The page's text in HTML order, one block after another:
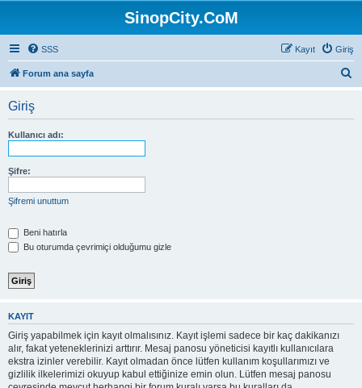
SinopCity.CoM
SSS Giriş
Kayıt
Forum ana sayfa
Giriş
Kullanıcı adı:
Şifre:
Şifremi unuttum
Beni hatırla
Bu oturumda çevrimiçi olduğumu gizle
KAYIT
Giriş yapabilmek için kayıt olmalısınız. Kayıt işlemi sadece bir kaç dakikanızı
alır, fakat yeteneklerinizi arttırır. Mesaj panosu yöneticisi kayıtlı kullanıcılara
ekstra izinler verebilir. Kayıt olmadan önce lütfen kullanım koşullarımızı ve
gizlilik ilkelerimizi okuyup kabul ettiğinize emin olun. Lütfen mesaj panosu